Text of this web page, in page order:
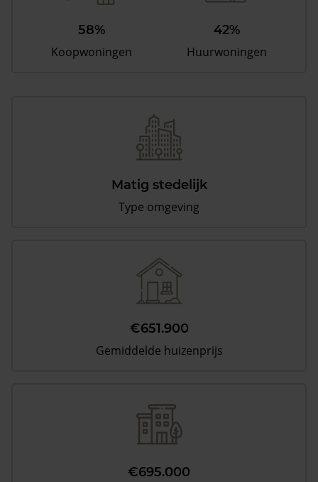
58%
Koopwoningen
42%
Huurwoningen
Matig stedelijk
Type omgeving
€651.900
Gemiddelde huizenprijs
€695.000